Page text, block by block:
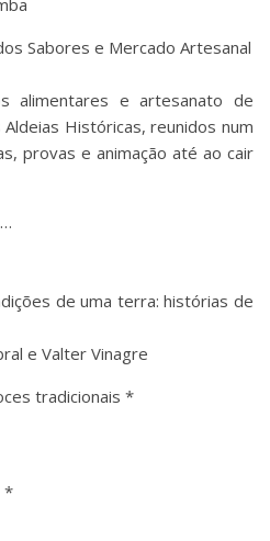
Sabores e Mercado Artesanal
alimentares e artesanato de
Históricas, reunidos num
provas e animação até ao cair
de uma terra: histórias de
e Valter Vinagre
tradicionais *
*